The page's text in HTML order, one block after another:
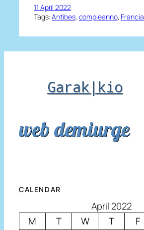
11 April 2022
Tags:Antibes, compleanno, Francia
Garak|kio
web demiurge
CALENDAR
April 2022
M
T W T F